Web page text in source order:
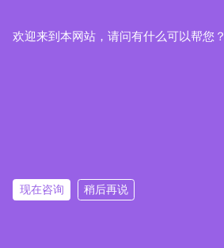
欢迎来到本网站，请问有什么可以帮您？
现在咨询 稍后再说